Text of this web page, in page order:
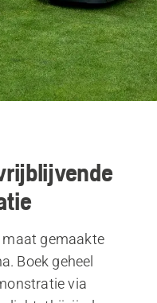
gemaakte
Boek geheel
via